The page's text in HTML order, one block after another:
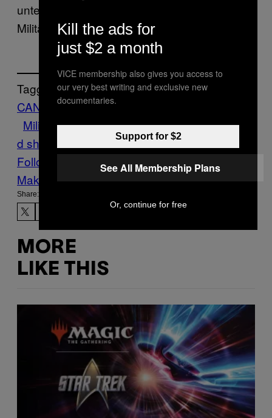
unterschiedlichsten Waffensystemen und
Militärtechnologien zu beliefern weiß.
Tagged:
CANSEC export Kanada
Militärtechnologie Motherboard motherboar
d show
videos waffen
Follow Us On Discover
Make Us Preferred In Top Stories
Share:
MORE
LIKE THIS
Kill the ads for
just $2 a month
VICE membership also gives you access to
our very best writing and exclusive new
documentaries.
Support for $2
See All Membership Plans
Or, continue for free